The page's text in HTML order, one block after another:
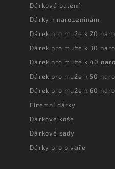
Dárková balení
Dárky k narozeninám
Dárek pro muže k 20
Dárek pro muže k 30
Dárek pro muže k 40
Dárek pro muže k 50
Dárek pro muže k 60
Firemní dárky
Dárkové koše
Dárkové sady
Dárky pro pivaře